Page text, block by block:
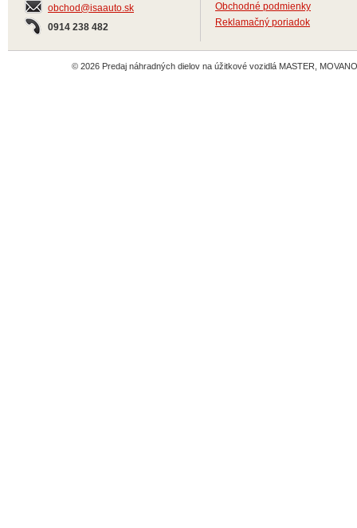
obchod@isaauto.sk
0914 238 482
Obchodné podmienky
Reklamačný poriadok
© 2026 Predaj náhradných dielov na úžitkové vozidlá MASTER,